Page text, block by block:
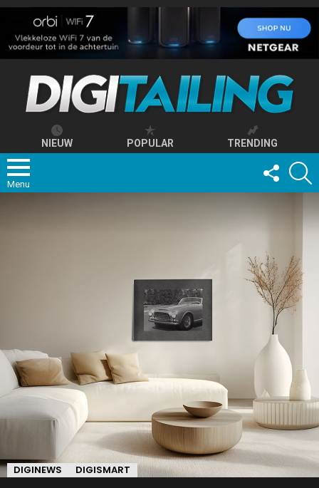
NIEUW POPULAR TRENDING
Menu
FOLLOW
US
DIGINEWS DIGISMART